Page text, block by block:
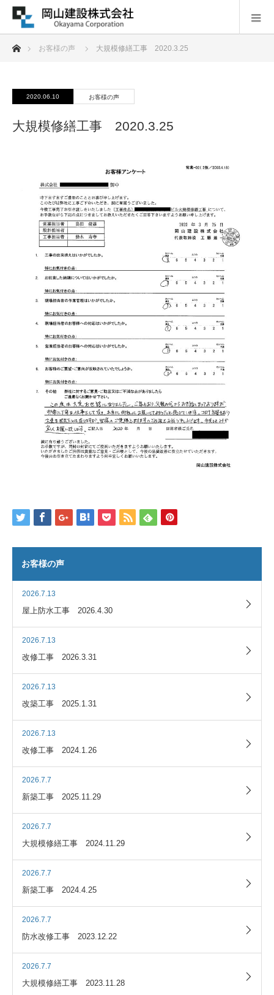
ホームお客様の声 大規模修繕工事 2020.3.25
2020.06.10 お客様の声
大規模修繕工事 2020.3.25
お客様の声
2026.7.13
屋上防水工事 2026.4.30
2026.7.13
改修工事 2026.3.31
2026.7.13
改築工事 2025.1.31
2026.7.13
改修工事 2024.1.26
2026.7.7
新築工事 2025.11.29
2026.7.7
大規模修繕工事 2024.11.29
2026.7.7
新築工事 2024.4.25
2026.7.7
防水改修工事 2023.12.22
2026.7.7
大規模修繕工事 2023.11.28